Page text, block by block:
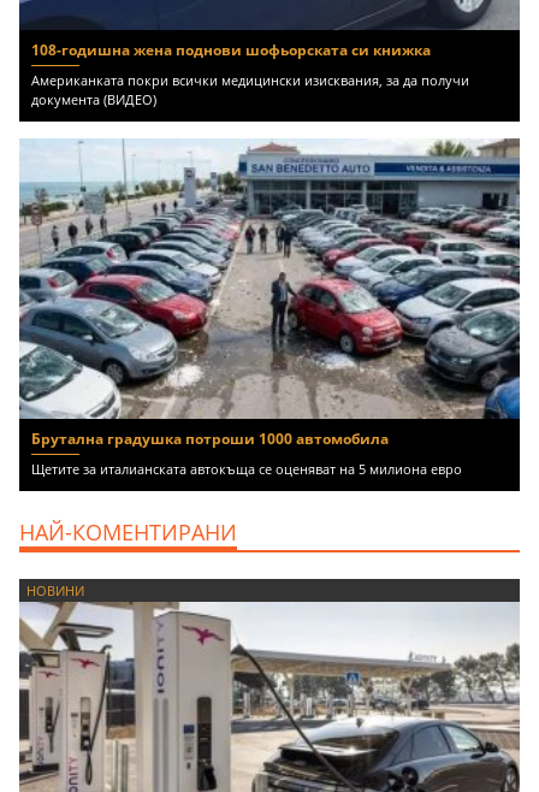
108-годишна жена поднови шофьорската си книжка
Американката покри всички медицински изисквания, за да получи
документа (ВИДЕО)
Брутална градушка потроши 1000 автомобила
Щетите за италианската автокъща се оценяват на 5 милиона евро
НАЙ-КОМЕНТИРАНИ
НОВИНИ